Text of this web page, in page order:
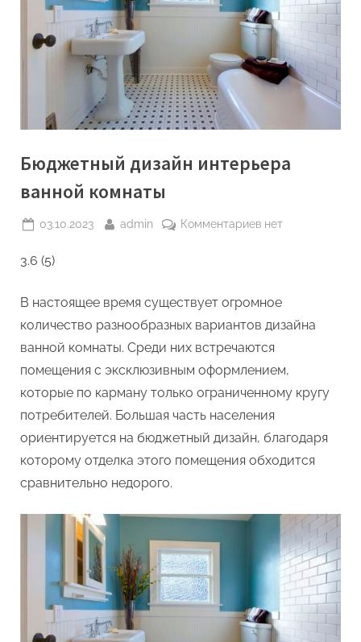
Бюджетный дизайн интерьера
ванной комнаты
Posted
03.10.2023 By
admin Комментариевк
интерьера
комнаты
нет
3.6 (5)
В настоящее время существует огромное
количество разнообразных вариантов дизайна
ванной комнаты. Среди них встречаются
помещения с эксклюзивным оформлением,
которые по карману только ограниченному кругу
потребителей. Большая часть населения
ориентируется на бюджетный дизайн, благодаря
которому отделка этого помещения обходится
сравнительно недорого.